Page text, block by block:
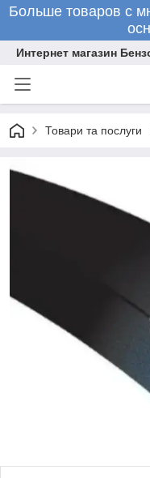
Больше товаров с
Интернет магазин
Товари та послуги